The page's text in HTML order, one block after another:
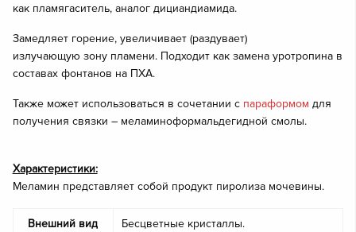
как пламягаситель, аналог дициандиамида.
Замедляет горение, увеличивает (раздувает)
излучающую зону пламени. Подходит как замена уротропина в
составах фонтанов на ПХА.
Также может использоваться в сочетании с параформом для
получения связки – меламиноформальдегидной смолы.
Характеристики:
Меламин представляет собой продукт пиролиза мочевины.
Внешний вид Бесцветные кристаллы.